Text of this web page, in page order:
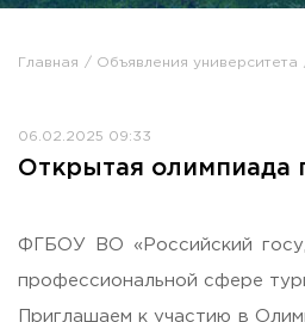
Вакантные места для
Жилищно-коммунальное
Визово-регистрационное
Партнерские проекты
Олимпиады
Политика доступа,
Главная Объявления университета
06.02.2025 09:33
Открытая олимпиада
ФГБОУ ВО «Российский
профессиональной сфере
Приглашаем к участию в